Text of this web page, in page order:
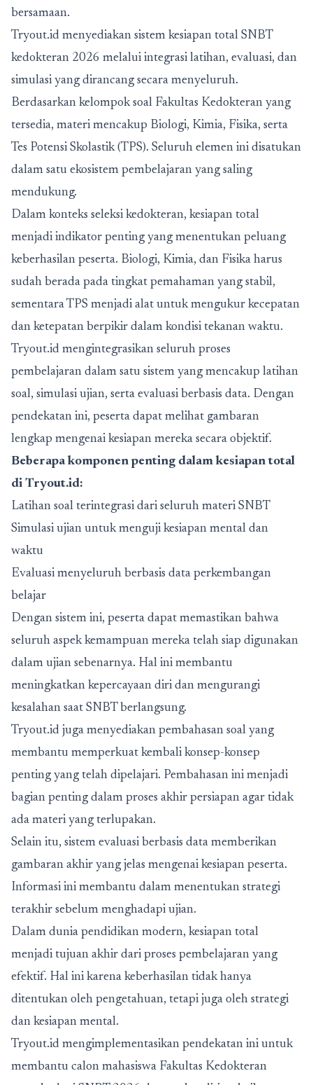
bersamaan.
Tryout.id menyediakan sistem kesiapan total SNBT
kedokteran 2026 melalui integrasi latihan, evaluasi, dan
simulasi yang dirancang secara menyeluruh.
Berdasarkan kelompok soal Fakultas Kedokteran yang
tersedia, materi mencakup Biologi, Kimia, Fisika, serta
Tes Potensi Skolastik (TPS). Seluruh elemen ini disatukan
dalam satu ekosistem pembelajaran yang saling
mendukung.
Dalam konteks seleksi kedokteran, kesiapan total
menjadi indikator penting yang menentukan peluang
keberhasilan peserta. Biologi, Kimia, dan Fisika harus
sudah berada pada tingkat pemahaman yang stabil,
sementara TPS menjadi alat untuk mengukur kecepatan
dan ketepatan berpikir dalam kondisi tekanan waktu.
Tryout.id mengintegrasikan seluruh proses
pembelajaran dalam satu sistem yang mencakup latihan
soal, simulasi ujian, serta evaluasi berbasis data. Dengan
pendekatan ini, peserta dapat melihat gambaran
lengkap mengenai kesiapan mereka secara objektif.
Beberapa komponen penting dalam kesiapan total
di Tryout.id:
Latihan soal terintegrasi dari seluruh materi SNBT
Simulasi ujian untuk menguji kesiapan mental dan
waktu
Evaluasi menyeluruh berbasis data perkembangan
belajar
Dengan sistem ini, peserta dapat memastikan bahwa
seluruh aspek kemampuan mereka telah siap digunakan
dalam ujian sebenarnya. Hal ini membantu
meningkatkan kepercayaan diri dan mengurangi
kesalahan saat SNBT berlangsung.
Tryout.id juga menyediakan pembahasan soal yang
membantu memperkuat kembali konsep-konsep
penting yang telah dipelajari. Pembahasan ini menjadi
bagian penting dalam proses akhir persiapan agar tidak
ada materi yang terlupakan.
Selain itu, sistem evaluasi berbasis data memberikan
gambaran akhir yang jelas mengenai kesiapan peserta.
Informasi ini membantu dalam menentukan strategi
terakhir sebelum menghadapi ujian.
Dalam dunia pendidikan modern, kesiapan total
menjadi tujuan akhir dari proses pembelajaran yang
efektif. Hal ini karena keberhasilan tidak hanya
ditentukan oleh pengetahuan, tetapi juga oleh strategi
dan kesiapan mental.
Tryout.id mengimplementasikan pendekatan ini untuk
membantu calon mahasiswa Fakultas Kedokteran